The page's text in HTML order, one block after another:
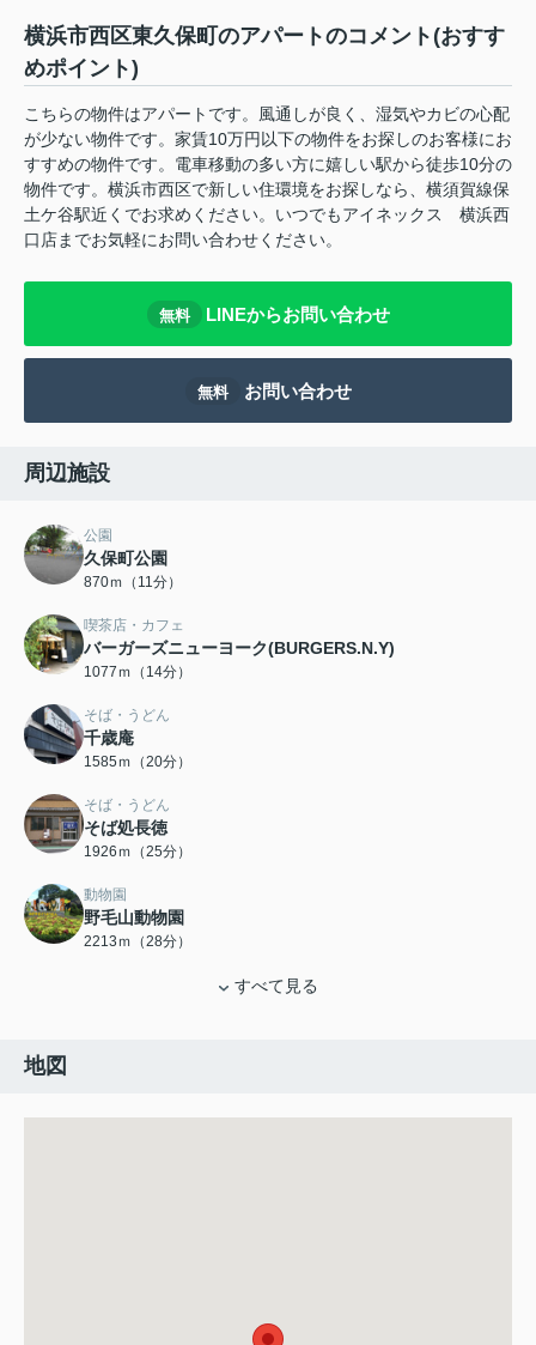
横浜市西区東久保町のアパートのコメント(おすす
めポイント)
こちらの物件はアパートです。風通しが良く、湿気やカビの心配
が少ない物件です。家賃10万円以下の物件をお探しのお客様にお
すすめの物件です。電車移動の多い方に嬉しい駅から徒歩10分の
物件です。横浜市西区で新しい住環境をお探しなら、横須賀線保
土ケ谷駅近くでお求めください。いつでもアイネックス 横浜西
口店までお気軽にお問い合わせください。
無料 LINEからお問い合わせ
無料 お問い合わせ
周辺施設
公園
久保町公園
870ｍ（11分）
喫茶店・カフェ
バーガーズニューヨーク(BURGERS.N.Y)
1077ｍ（14分）
そば・うどん
千歳庵
1585ｍ（20分）
そば・うどん
そば処長徳
1926ｍ（25分）
動物園
野毛山動物園
2213ｍ（28分）
すべて見る
地図